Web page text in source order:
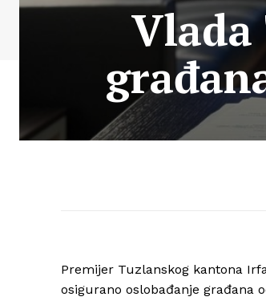
Vlada
Premijer Tuzlanskog kantona
osigurano oslobađanje građana